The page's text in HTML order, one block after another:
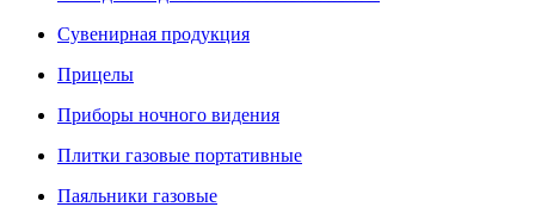
Сувенирная продукция
Прицелы
Приборы ночного видения
Плитки газовые портативные
Паяльники газовые